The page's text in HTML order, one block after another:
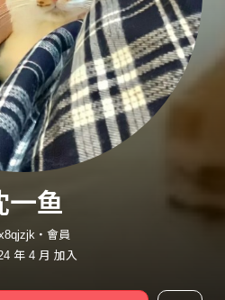
一鱼
・會員
年 4 月 加入